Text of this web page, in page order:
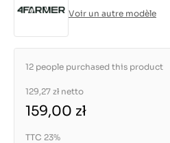
Voir un autre modèle
12 people purchased this product
129,27 zł netto
159,00 zł
TTC 23%